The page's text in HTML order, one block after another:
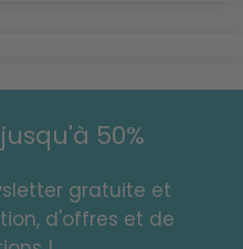
50%
gratuite et
d'offres et de